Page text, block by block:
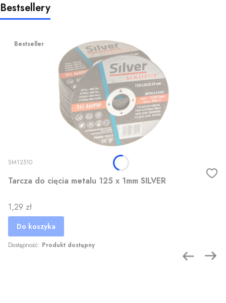
Bestsellery
Bestseller
SM12510
Tarcza do cięcia metalu 125 x 1mm SILVER
Cena
1,29 zł
Do koszyka
Dostępność: Produkt dostępny